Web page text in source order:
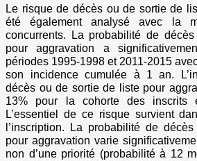
Le risque de décès ou de sortie de
été également analysé avec la
concurrents. La probabilité de
pour aggravation a
périodes 1995-1998 et 2011-2015
son incidence cumulée à 1 an.
décès ou de sortie de liste pour
13% pour la cohorte des inscrits
L’essentiel de ce risque survient
l’inscription. La probabilité de
pour aggravation varie
non d’une priorité (probabilité à 12